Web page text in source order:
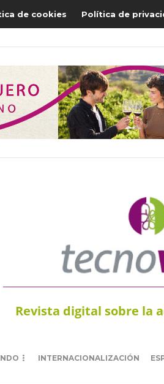
de cookies Política de
Revista digital sobre la
INTERNACIONALIZACIÓN